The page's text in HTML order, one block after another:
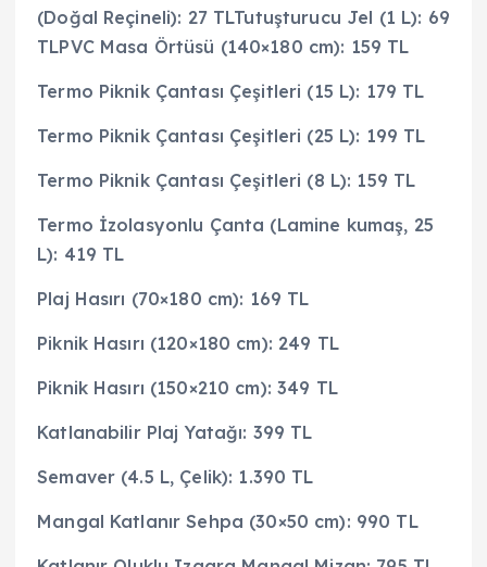
(Doğal Reçineli): 27 TLTutuşturucu Jel (1 L): 69
TLPVC Masa Örtüsü (140×180 cm): 159 TL
Termo Piknik Çantası Çeşitleri (15 L): 179 TL
Termo Piknik Çantası Çeşitleri (25 L): 199 TL
Termo Piknik Çantası Çeşitleri (8 L): 159 TL
Termo İzolasyonlu Çanta (Lamine kumaş, 25
L): 419 TL
Plaj Hasırı (70×180 cm): 169 TL
Piknik Hasırı (120×180 cm): 249 TL
Piknik Hasırı (150×210 cm): 349 TL
Katlanabilir Plaj Yatağı: 399 TL
Semaver (4.5 L, Çelik): 1.390 TL
Mangal Katlanır Sehpa (30×50 cm): 990 TL